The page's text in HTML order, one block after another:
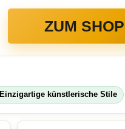
ZUM
Einzigartige künstlerische Stile